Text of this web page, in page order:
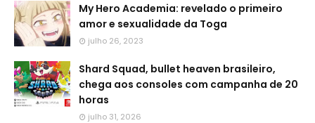
My Hero Academia: revelado o primeiro
amor e sexualidade da Toga
julho 26, 2023
Shard Squad, bullet heaven brasileiro,
chega aos consoles com campanha de 20
horas
julho 31, 2026